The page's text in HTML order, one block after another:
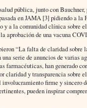
pública, junto con
en JAMA [3] pidiendo a la
a la comunidad clínica sobre el
aprobación de una vacuna
“La falta de claridad sobre
serie de anuncios de varias
farmacéuticas, han generado
claridad y transparencia sobre el
firme y sincero
pueden inspirar